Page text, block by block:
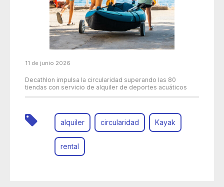
11 de junio 2026
Decathlon impulsa la circularidad superando las 80
tiendas con servicio de alquiler de deportes acuáticos
alquiler circularidad Kayak
rental